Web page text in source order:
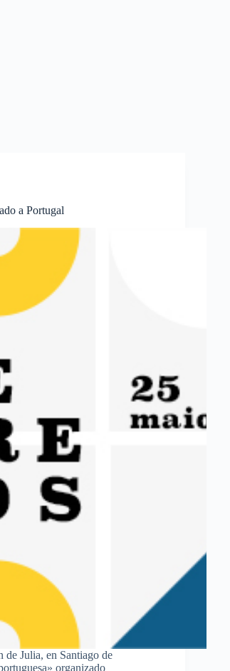
a Portugal
Julia, en Santiago de
organizado